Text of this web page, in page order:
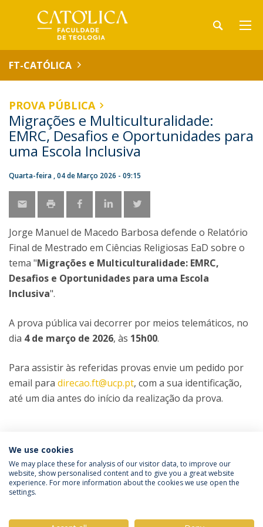
FT-CATÓLICA
PROVA PÚBLICA
Migrações e Multiculturalidade:
EMRC, Desafios e Oportunidades para
uma Escola Inclusiva
Quarta-feira , 04 de Março 2026 - 09:15
Jorge Manuel de Macedo Barbosa defende o Relatório
Final de Mestrado em Ciências Religiosas EaD sobre o
tema "Migrações e Multiculturalidade: EMRC,
Desafios e Oportunidades para uma Escola
Inclusiva".
A prova pública vai decorrer por meios telemáticos, no
dia 4 de março de 2026, às 15h00.
Para assistir às referidas provas envie um pedido por
email para direcao.ft@ucp.pt, com a sua identificação,
até um dia antes do início da realização da prova.
Mestrado em Ciências Religiosas
Política de Privacidade
Termos & Condições
We use cookies
We may place these for analysis of our visitor data, to improve our
website, show personalised content and to give you a great website
experience. For more information about the cookies we use open the
settings.